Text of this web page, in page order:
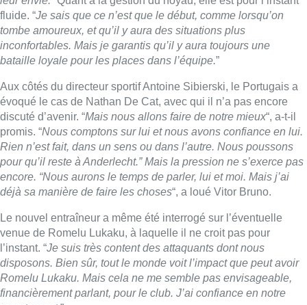
déjà sa manière de faire les choses“, a loué Vitor Bruno.
Le nouvel entraîneur a même été interrogé sur l’éventuelle
venue de Romelu Lukaku, à laquelle il ne croit pas pour
l’instant. “Je suis très content des attaquants dont nous
disposons. Bien sûr, tout le monde voit l’impact que peut avoir
Romelu Lukaku. Mais cela ne me semble pas envisageable,
financièrement parlant, pour le club. J’ai confiance en notre
recrutement.”
Sibierski convaincu d’avoir fait le très bon choix
Antoine Sibierski, le directeur sportif d’Anderlecht, est
“convaincu d’avoir fait le très bon choix” au moment de
présenter le nouvel entraîneur Vitor Bruno à la presse, jeudi au
Lotto Park. Le Français a pointé trois éléments décisifs dans le
profil qu’il recherchait: “la personnalité, le coaching et le
management. Il fallait par ailleurs que cela convienne au
contexte du club, avec une identité et un ADN à respecter: un
jeu dominant, intense, avec la possession de balle.”